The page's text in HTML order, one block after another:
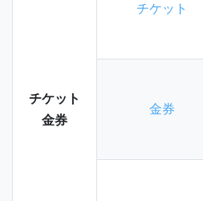
チケット
金券
チケット
金券